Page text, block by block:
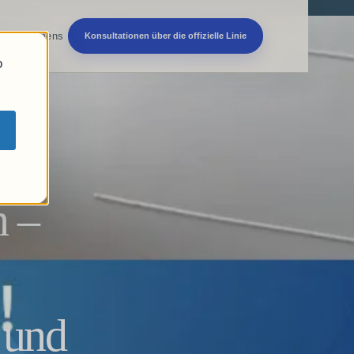
Konsultationen über die offizielle Linie
–